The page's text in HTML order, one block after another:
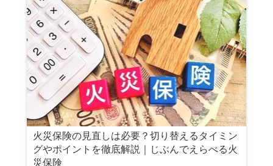
火災保険の見直しは必要？切り替えるタイミン
グやポイントを徹底解説｜じぶんでえらべる火
災保険